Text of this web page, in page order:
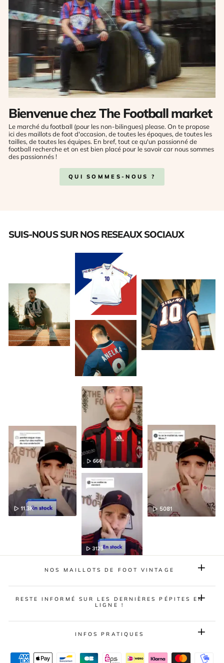
Bienvenue chez The Football market
Le marché du football (pour les non-bilingues) please. On te propose
ici des maillots de foot d'occasion, de toutes les époques, de toutes les
tailles, de toutes les équipes. En bref, tout ce qu'un passionné de
football recherche et on est bien placé pour le savoir car nous sommes
des passionnés !
QUI SOMMES-NOUS ?
SUIS-NOUS SUR NOS RESEAUX SOCIAUX
NOS MAILLOTS DE FOOT VINTAGE
RESTE INFORMÉ SUR LES DERNIÈRES PÉPITES EN
LIGNE !
INFOS PRATIQUES